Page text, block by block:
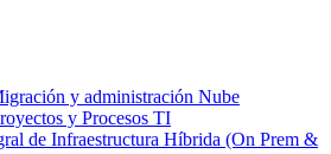
y administración Nube
y Procesos TI
de Infraestructura Híbrida (On Prem &